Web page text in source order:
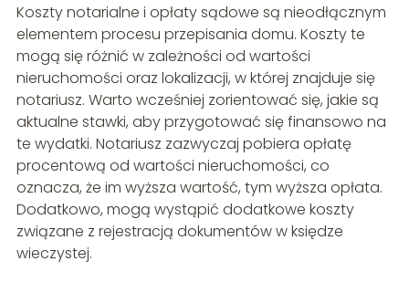
Koszty notarialne i opłaty sądowe są nieodłącznym
elementem procesu przepisania domu. Koszty te
mogą się różnić w zależności od wartości
nieruchomości oraz lokalizacji, w której znajduje się
notariusz. Warto wcześniej zorientować się, jakie są
aktualne stawki, aby przygotować się finansowo na
te wydatki. Notariusz zazwyczaj pobiera opłatę
procentową od wartości nieruchomości, co
oznacza, że im wyższa wartość, tym wyższa opłata.
Dodatkowo, mogą wystąpić dodatkowe koszty
związane z rejestracją dokumentów w księdze
wieczystej.